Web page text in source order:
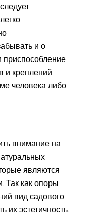
и о
приспособление
и креплений,
человека либо
внимание на
являются
Так как опоры
вид садового
их эстетичность.